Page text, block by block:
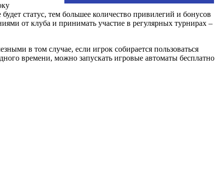
статус, тем большее количество привилегий и бонусов
от клуба и принимать участие в регулярных турнирах –
в том случае, если игрок собирается пользоваться
времени, можно запускать игровые автоматы бесплатно